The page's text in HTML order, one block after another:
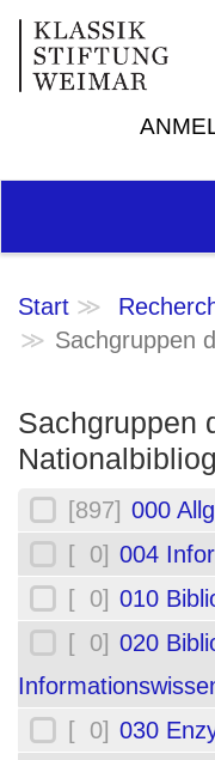
Start
Sachgruppen
Sachgruppen
[897] 000
[ 0] 004
[ 0] 010
[ 0] 020
[ 0] 030